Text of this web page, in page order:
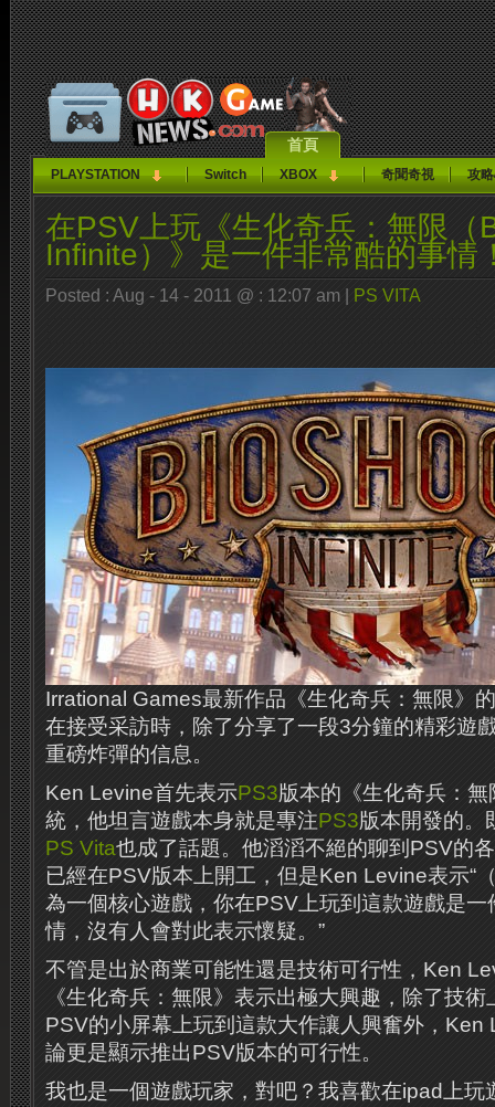
首頁
PLAYSTATION Switch XBOX 奇聞奇視 攻
在PSV上玩《生化奇兵：無限（
Infinite）》是一件非常酷的事情
Posted : Aug - 14 - 2011 @ : 12:07 am | PS VITA
Irrational Games最新作品《生化奇兵：無限》
在接受采訪時，除了分享了一段3分鐘的精彩遊
重磅炸彈的信息。
Ken Levine首先表示PS3版本的《生化奇兵：
統，他坦言遊戲本身就是專注PS3版本開發的。
PS Vita也成了話題。他滔滔不絕的聊到PSV的
已經在PSV版本上開工，但是Ken Levine表示“
為一個核心遊戲，你在PSV上玩到這款遊戲是
情，沒有人會對此表示懷疑。”
不管是出於商業可能性還是技術可行性，Ken
《生化奇兵：無限》表示出極大興趣，除了技
PSV的小屏幕上玩到這款大作讓人興奮外，
論更是顯示推出PSV版本的可行性。
我也是一個遊戲玩家，對吧？我喜歡在ipad上